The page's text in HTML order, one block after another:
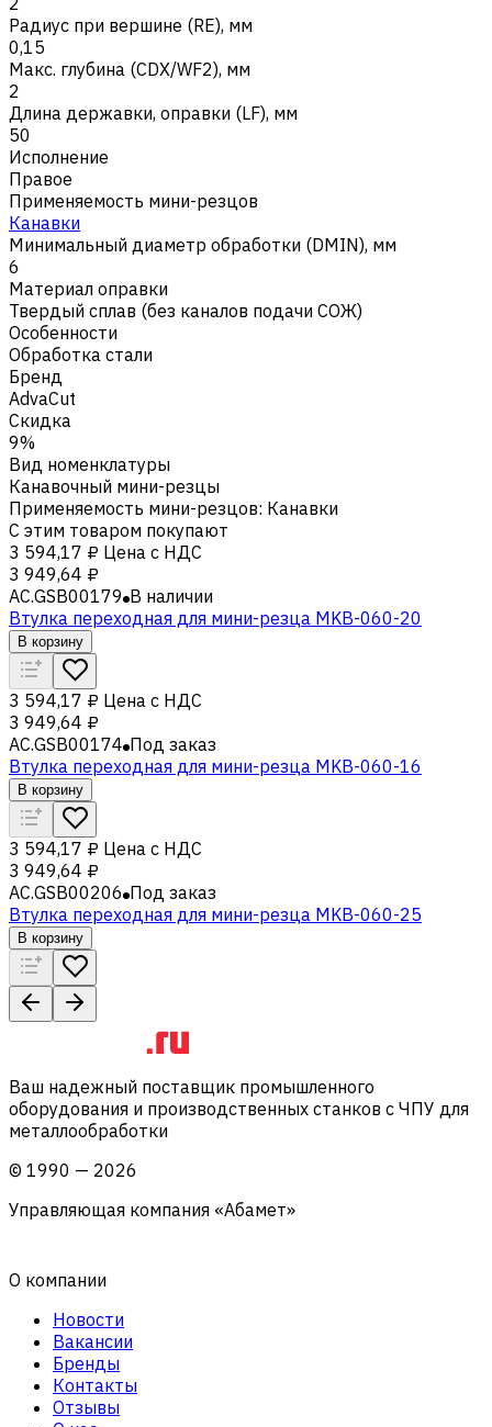
Радиус при вершине (RE), мм
0,15
Макс. глубина (CDX/WF2), мм
2
Длина державки, оправки (LF), мм
50
Исполнение
Правое
Применяемость мини-резцов
Канавки
Минимальный диаметр обработки (DMIN), мм
6
Материал оправки
Твердый сплав (без каналов подачи СОЖ)
Особенности
Обработка стали
Бренд
AdvaCut
Скидка
9%
Вид номенклатуры
Канавочный мини-резцы
Применяемость мини-резцов: Канавки
С этим товаром покупают
3 594,17 ₽ Цена с НДС
3 949,64 ₽
AC.GSB00179 В наличии
Втулка переходная для мини-резца MKB-060-20
В корзину
3 594,17 ₽ Цена с НДС
3 949,64 ₽
AC.GSB00174 Под заказ
Втулка переходная для мини-резца MKB-060-16
В корзину
3 594,17 ₽ Цена с НДС
3 949,64 ₽
AC.GSB00206 Под заказ
Втулка переходная для мини-резца MKB-060-25
В корзину
Ваш надежный поставщик промышленного
оборудования и производственных станков с ЧПУ для
металлообработки
© 1990 — 2026
Управляющая компания «Абамет»
О компании
Новости
Вакансии
Бренды
Контакты
Отзывы